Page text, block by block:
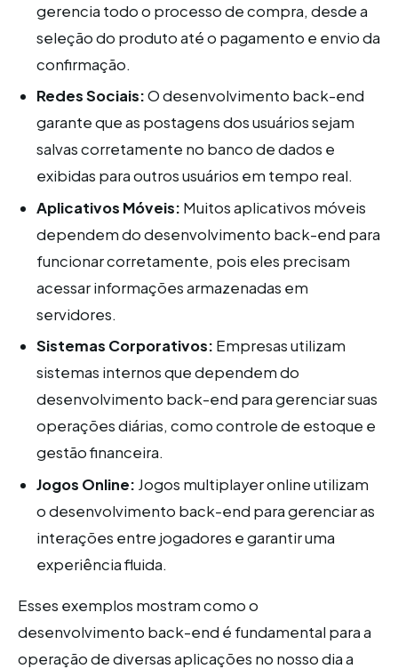
gerencia todo o processo de compra, desde a
seleção do produto até o pagamento e envio da
confirmação.
Redes Sociais:O desenvolvimento back-end
garante que as postagens dos usuários sejam
salvas corretamente no banco de dados e
exibidas para outros usuários em tempo real.
Aplicativos Móveis: Muitos aplicativos móveis
dependem do desenvolvimento back-end para
funcionar corretamente, pois eles precisam
acessar informações armazenadas em
servidores.
Sistemas Corporativos: Empresas utilizam
sistemas internos que dependem do
desenvolvimento back-end para gerenciar suas
operações diárias, como controle de estoque e
gestão financeira.
Jogos Online: Jogos multiplayer online utilizam
o desenvolvimento back-end para gerenciar as
interações entre jogadores e garantir uma
experiência fluida.
Esses exemplos mostram como o
desenvolvimento back-end é fundamental para a
operação de diversas aplicações no nosso dia a